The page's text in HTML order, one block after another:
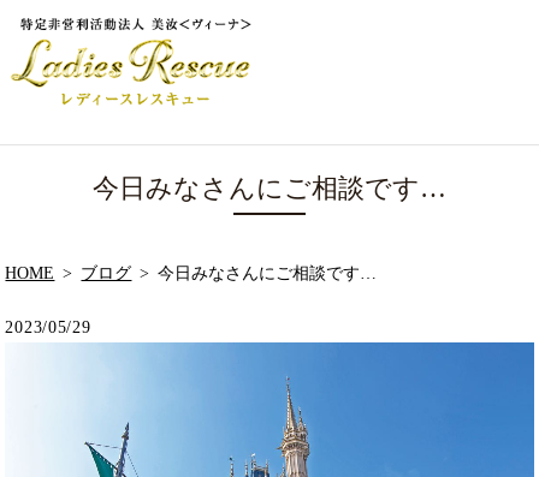
今日みなさんにご相談です…
HOME ブログ 今日みなさんにご相談です…
2023/05/29